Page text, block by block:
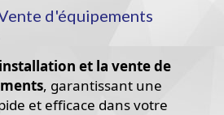
d'équipements
installation et la ventede
, garantissant une
et efficace dans votre